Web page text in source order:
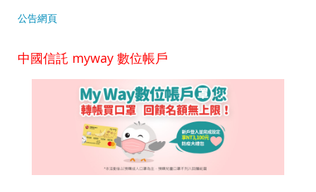
公告網頁
中國信託 myway 數位帳戶